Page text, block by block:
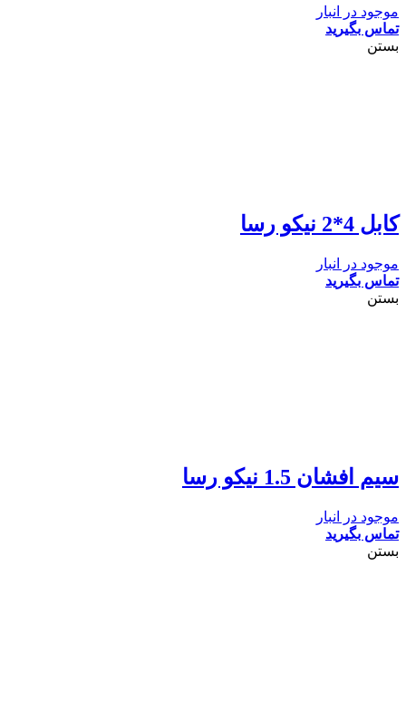
موجود در انبار
تماس بگیرید
بستن
کابل 4*2 نیکو رسا
موجود در انبار
تماس بگیرید
بستن
سیم افشان 1.5 نیکو رسا
موجود در انبار
تماس بگیرید
بستن